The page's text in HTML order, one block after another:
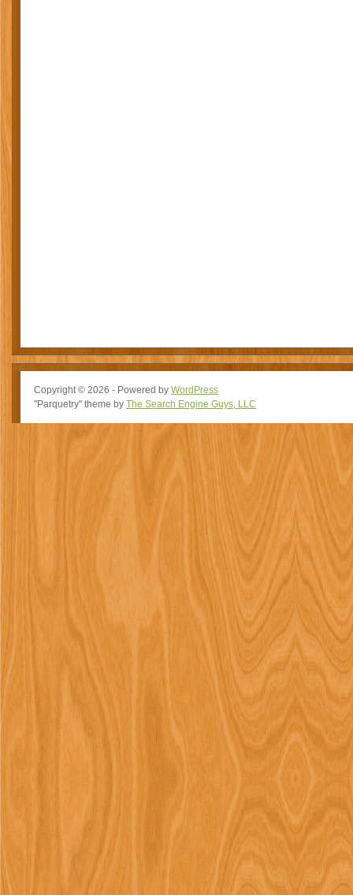
Copyright © 2026 - Powered by WordPress
"Parquetry" theme by The Search Engine Guys, LLC